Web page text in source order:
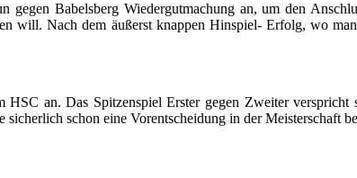
gegen Babelsberg Wiedergutmachung an, um den
will. Nach dem äußerst knappen Hinspiel- Erfolg, wo
an. Das Spitzenspiel Erster gegen Zweiter verspricht
schon eine Vorentscheidung in der Meisterschaft